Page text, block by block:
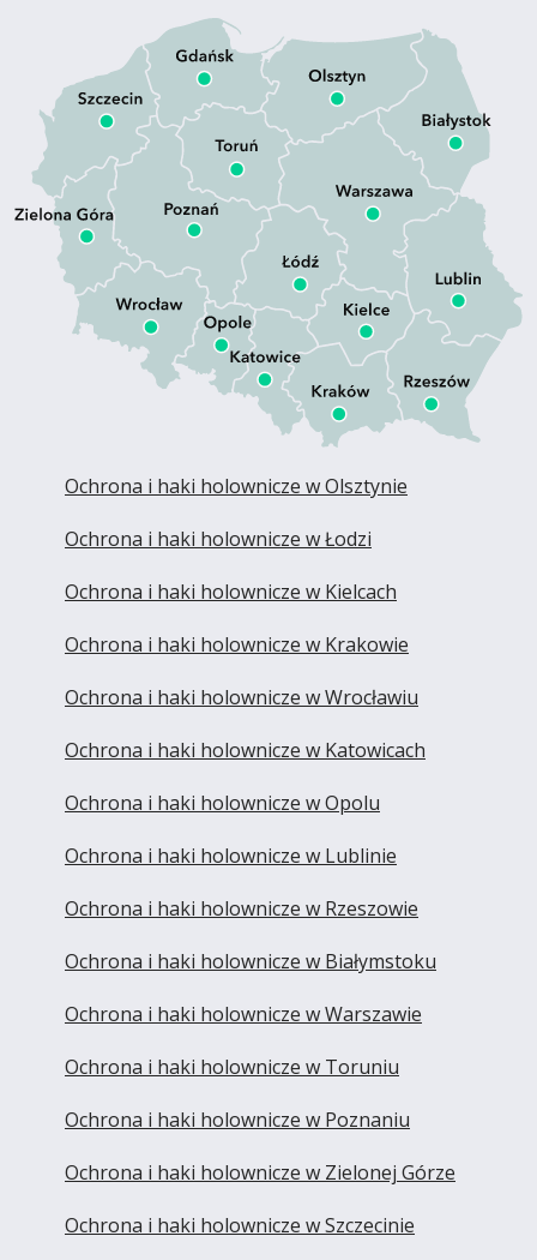
Ochrona i haki holownicze w Olsztynie
Ochrona i haki holownicze w Łodzi
Ochrona i haki holownicze w Kielcach
Ochrona i haki holownicze w Krakowie
Ochrona i haki holownicze w Wrocławiu
Ochrona i haki holownicze w Katowicach
Ochrona i haki holownicze w Opolu
Ochrona i haki holownicze w Lublinie
Ochrona i haki holownicze w Rzeszowie
Ochrona i haki holownicze w Białymstoku
Ochrona i haki holownicze w Warszawie
Ochrona i haki holownicze w Toruniu
Ochrona i haki holownicze w Poznaniu
Ochrona i haki holownicze w Zielonej Górze
Ochrona i haki holownicze w Szczecinie